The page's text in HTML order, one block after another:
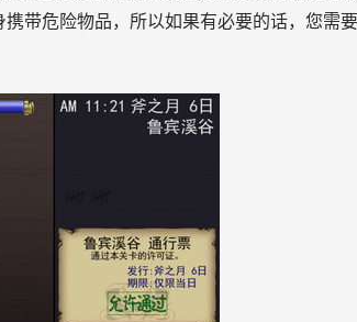
带危险物品，所以如果有必要的话，您需